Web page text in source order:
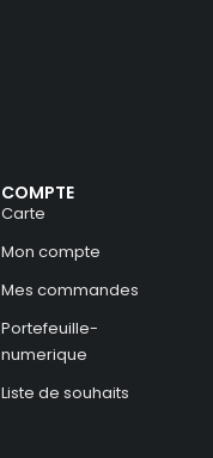
COMPTE
Carte
Mon compte
Mes commandes
Portefeuille-
numerique
Liste de souhaits